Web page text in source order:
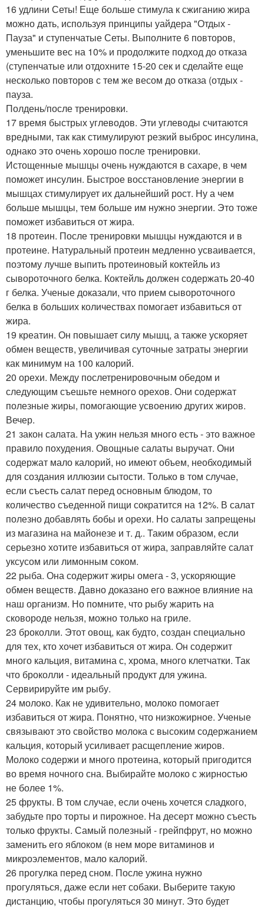
16 удлини Сеты! Еще больше стимула к сжиганию жира
можно дать, используя принципы уайдера "Отдых -
Пауза" и ступенчатые Сеты. Выполните 6 повторов,
уменьшите вес на 10% и продолжите подход до отказа
(ступенчатые или отдохните 15-20 сек и сделайте еще
несколько повторов с тем же весом до отказа (отдых -
пауза.
Полдень/после тренировки.
17 время быстрых углеводов. Эти углеводы считаются
вредными, так как стимулируют резкий выброс инсулина,
однако это очень хорошо после тренировки.
Истощенные мышцы очень нуждаются в сахаре, в чем
поможет инсулин. Быстрое восстановление энергии в
мышцах стимулирует их дальнейший рост. Ну а чем
больше мышцы, тем больше им нужно энергии. Это тоже
поможет избавиться от жира.
18 протеин. После тренировки мышцы нуждаются и в
протеине. Натуральный протеин медленно усваивается,
поэтому лучше выпить протеиновый коктейль из
сывороточного белка. Коктейль должен содержать 20-40
г белка. Ученые доказали, что прием сывороточного
белка в больших количествах помогает избавиться от
жира.
19 креатин. Он повышает силу мышц, а также ускоряет
обмен веществ, увеличивая суточные затраты энергии
как минимум на 100 калорий.
20 орехи. Между послетренировочным обедом и
следующим съешьте немного орехов. Они содержат
полезные жиры, помогающие усвоению других жиров.
Вечер.
21 закон салата. На ужин нельзя много есть - это важное
правило похудения. Овощные салаты выручат. Они
содержат мало калорий, но имеют объем, необходимый
для создания иллюзии сытости. Только в том случае,
если съесть салат перед основным блюдом, то
количество съеденной пищи сократится на 12%. В салат
полезно добавлять бобы и орехи. Но салаты запрещены
из магазина на майонезе и т. д.. Таким образом, если
серьезно хотите избавиться от жира, заправляйте салат
уксусом или лимонным соком.
22 рыба. Она содержит жиры омега - 3, ускоряющие
обмен веществ. Давно доказано его важное влияние на
наш организм. Но помните, что рыбу жарить на
сковороде нельзя, можно только на гриле.
23 броколли. Этот овощ, как будто, создан специально
для тех, кто хочет избавиться от жира. Он содержит
много кальция, витамина с, хрома, много клетчатки. Так
что броколли - идеальный продукт для ужина.
Сервирируйте им рыбу.
24 молоко. Как не удивительно, молоко помогает
избавиться от жира. Понятно, что низкожирное. Ученые
связывают это свойство молока с высоким содержанием
кальция, который усиливает расщепление жиров.
Молоко содержи и много протеина, который пригодится
во время ночного сна. Выбирайте молоко с жирностью
не более 1%.
25 фрукты. В том случае, если очень хочется сладкого,
забудьте про торты и пирожное. На десерт можно съесть
только фрукты. Самый полезный - грейпфрут, но можно
заменить его яблоком (в нем море витаминов и
микроэлементов, мало калорий.
26 прогулка перед сном. После ужина нужно
прогуляться, даже если нет собаки. Выберите такую
дистанцию, чтобы прогуляться 30 минут. Это будет